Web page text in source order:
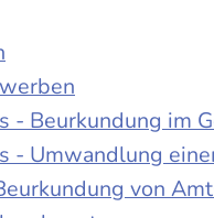
- Beurkundung im
- Umwandlung
von